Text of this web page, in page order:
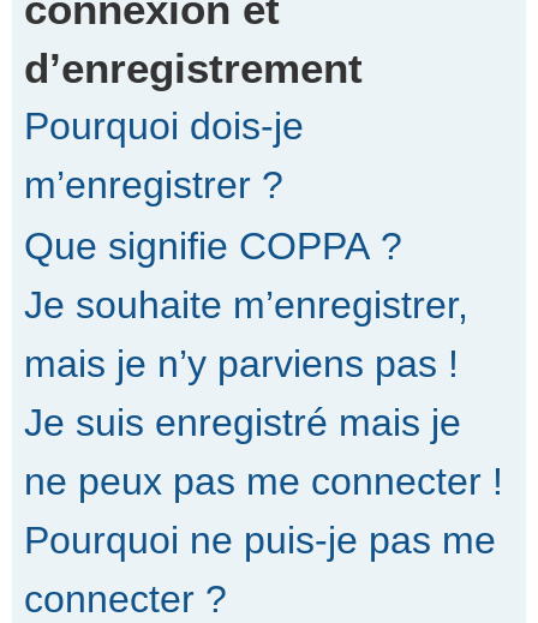
d’enregistrement
Pourquoi dois-je
m’enregistrer ?
Que signifie COPPA ?
Je souhaite m’enregistrer,
mais je n’y parviens pas !
Je suis enregistré mais je
ne peux pas me connecter !
Pourquoi ne puis-je pas me
connecter ?